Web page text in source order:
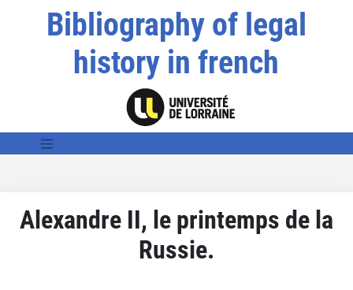
Bibliography of legal
history in french
Alexandre II, le printemps de la
Russie.